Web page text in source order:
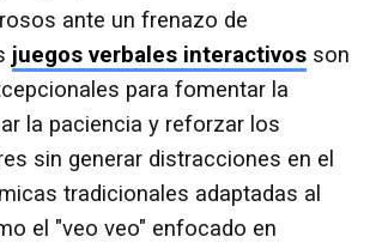
ante un frenazo de
juegos verbales interactivos son
para fomentar la
la paciencia y reforzar los
sin generar distracciones en el
tradicionales adaptadas al
el "veo veo" enfocado en